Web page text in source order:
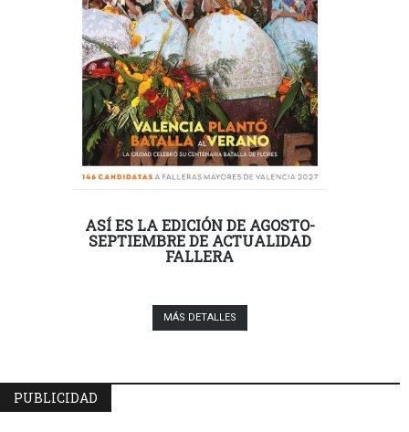
ASÍ ES LA EDICIÓN DE AGOSTO-
SEPTIEMBRE DE ACTUALIDAD
FALLERA
MÁS DETALLES
PUBLICIDAD